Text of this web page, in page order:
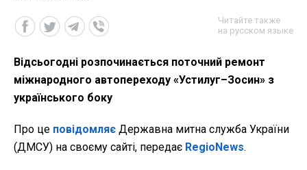
Читайте также
на русском языке
Відсьогодні розпочинається поточний ремонт
міжнародного автопереходу «Устилуг–Зосин» з
українського боку
Про це повідомляє Державна митна служба України
(ДМСУ) на своєму сайті, передає RegioNews.